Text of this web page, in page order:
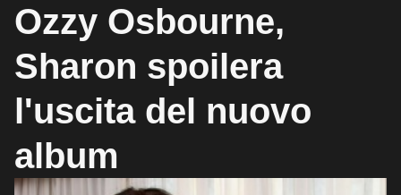
Ozzy Osbourne,
Sharon spoilera
l'uscita del nuovo
album